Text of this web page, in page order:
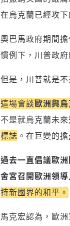
在烏克蘭已經攻
奧巴馬政府期間
慣例下，川普政
但是，川普就是不
這場會談歐洲與烏
不是就烏克蘭未
標誌 。在巨變的
過去一直倡議歐
舍宮召開歐洲領導
持新國界的和平。
馬克宏認為，歐